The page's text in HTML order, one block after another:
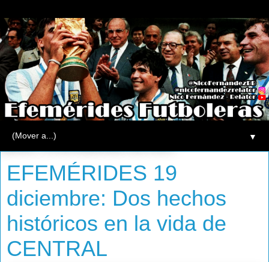
▼
jueves, 19 de diciembre de 2013
EFEMÉRIDES 19
diciembre: Dos hechos
históricos en la vida de
CENTRAL